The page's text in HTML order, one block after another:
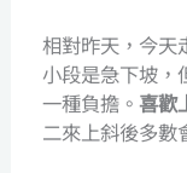
相對昨天，今天
小段是急下坡，
一種負擔。喜歡
二來上斜後多數